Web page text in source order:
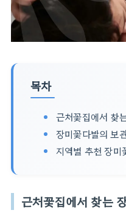
목차
근처꽃집에서 찾
장미꽃다발의 보
지역별 추천 장미
근처꽃집에서 찾는